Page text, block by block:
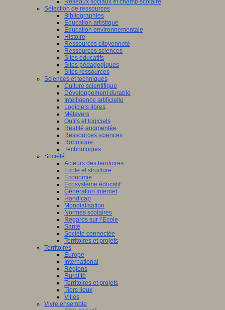
Réseaux sociaux et champ scolaire
Sélection de ressources
Bibliographies
Education artistique
Education environnementale
Histoire
Ressources citoyenneté
Ressources sciences
Sites éducatifs
Sites pédagogiques
Sites ressources
Sciences et techniques
Culture scientifique
Développement durable
Intelligence artificielle
Logiciels libres
Métavers
Outils et logiciels
Réalité augmentée
Ressources sciences
Robotique
Technologies
Société
Acteurs des territoires
Ecole et structure
Economie
Ecosystème éducatif
Génération internet
Handicap
Mondialisation
Normes scolaires
Regards sur l’Ecole
Santé
Société connectée
Territoires et projets
Territoires
Europe
International
Régions
Ruralité
Territoires et projets
Tiers lieux
Villes
Vivre ensemble